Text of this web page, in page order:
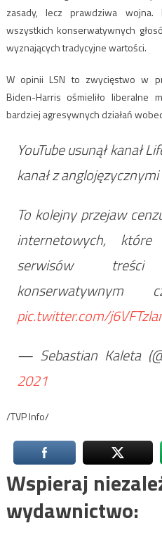
zasady, lecz prawdziwa
wszystkich konserwatywnych
wyznających tradycyjne wartości.
W opinii LSN to zwycięstwo w
Biden-Harris ośmieliło liberalne
bardziej agresywnych działań
YouTube usunął kanał
kanał z
To kolejny przejaw
internetowych,
serwisów
konserwatywnym
pic.twitter.com/
— Sebastian Kaleta
2021
/TVP Info/
Wspieraj
wydawnictwo: